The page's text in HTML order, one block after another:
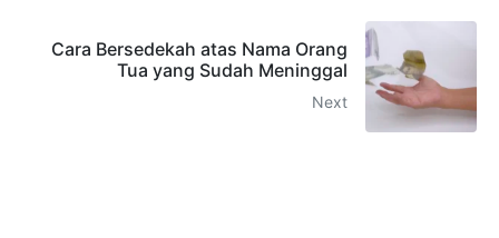
Cara Bersedekah atas Nama Orang
Tua yang Sudah Meninggal
Next